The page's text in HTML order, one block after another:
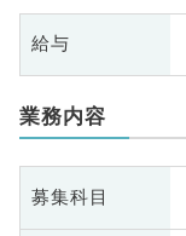
給与
業務内容
募集科目